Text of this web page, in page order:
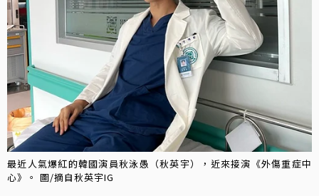
最近人氣爆紅的韓國演員秋泳愚（秋英宇），近來接演《外傷重症中
心》。 圖/摘自秋英宇IG